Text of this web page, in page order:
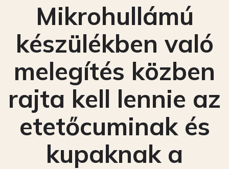
Mikrohullámú
készülékben való
melegítés közben
rajta kell lennie az
etetőcuminak és
kupaknak a